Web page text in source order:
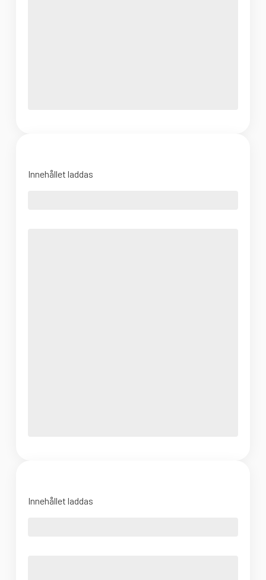
Innehållet laddas
Innehållet laddas